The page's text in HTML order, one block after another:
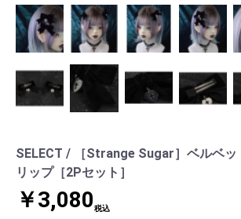
SELECT / ［Strange Sugar］ベルベッ
リップ［2Pセット］
￥3,080税込